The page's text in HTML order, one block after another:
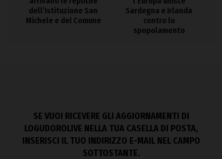
dell’Istituzione San
Michele e del Comune
Sardegna e Irlanda
contro lo
spopolamento
SE VUOI RICEVERE GLI AGGIORNAMENTI DI
LOGUDOROLIVE NELLA TUA CASELLA DI POSTA,
INSERISCI IL TUO INDIRIZZO E-MAIL NEL CAMPO
SOTTOSTANTE.